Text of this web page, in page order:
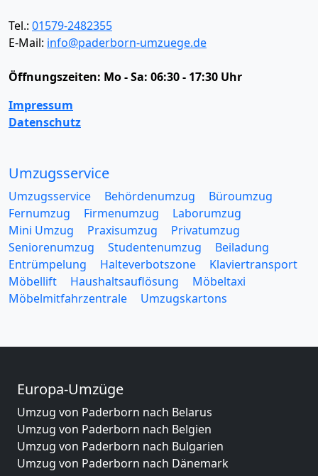
Tel.: 01579-2482355
E-Mail: info@paderborn-umzuege.de
Öffnungszeiten: Mo - Sa: 06:30 - 17:30 Uhr
Impressum
Datenschutz
Umzugsservice
Umzugsservice Behördenumzug
Büroumzug
Fernumzug
Firmenumzug
Laborumzug
Mini Umzug
Praxisumzug
Privatumzug
Seniorenumzug
Studentenumzug
Beiladung
Entrümpelung
Halteverbotszone
Klaviertransport
Möbellift
Haushaltsauflösung
Möbeltaxi
Möbelmitfahrzentrale
Umzugskartons
Europa-Umzüge
Umzug von Paderborn nach Belarus
Umzug von Paderborn nach Belgien
Umzug von Paderborn nach Bulgarien
Umzug von Paderborn nach Dänemark